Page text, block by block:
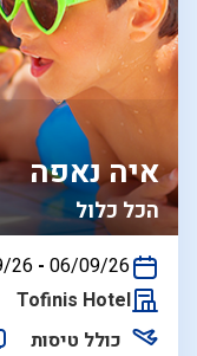
הכל כלול
איה נאפה
26 - 06/09/26
Tofinis Hotel
כולל טיסות